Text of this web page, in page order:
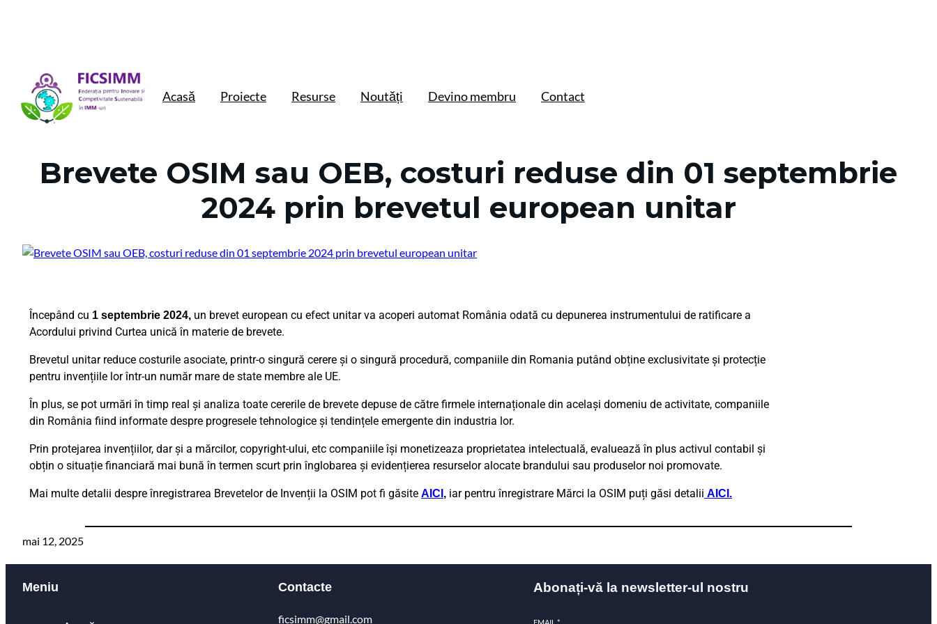
Acasă Proiecte Resurse Noutăți Devino membru Contact
Brevete OSIM sau OEB, costuri reduse din 01 septembrie
2024 prin brevetul european unitar
Începând cu 1 septembrie 2024, un brevet european cu efect unitar va acoperi automat România odată cu depunerea instrumentului de ratificare a
Acordului privind Curtea unică în materie de brevete.
Brevetul unitar reduce costurile asociate, printr-o singură cerere și o singură procedură, companiile din Romania putând obține exclusivitate și protecție
pentru invențiile lor într-un număr mare de state membre ale UE.
În plus, se pot urmări în timp real și analiza toate cererile de brevete depuse de către firmele internaționale din același domeniu de activitate, companiile
din România fiind informate despre progresele tehnologice și tendințele emergente din industria lor.
Prin protejarea invențiilor, dar și a mărcilor, copyright-ului, etc companiile își monetizeaza proprietatea intelectuală, evaluează în plus activul contabil și
obțin o situație financiară mai bună în termen scurt prin înglobarea și evidențierea resurselor alocate brandului sau produselor noi promovate.
Mai multe detalii despre înregistrarea Brevetelor de Invenții la OSIM pot fi găsite AICI , iar pentru înregistrare Mărci la OSIM puți găsi detalii AICI.
mai 12, 2025
Meniu Contacte
ficsimm@gmail.com
Abonați-vă la newsletter-ul nostru
EMAIL*